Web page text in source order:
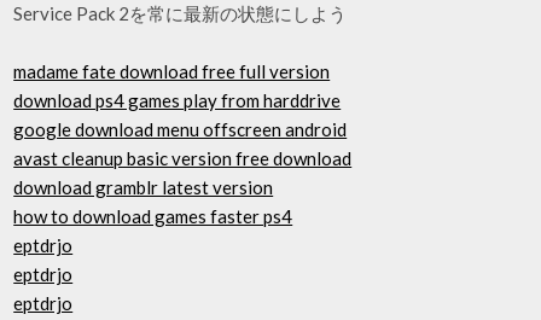
Service Pack 2を常に最新の状態にしよう
madame fate download free full version
download ps4 games play from harddrive
google download menu offscreen android
avast cleanup basic version free download
download gramblr latest version
how to download games faster ps4
eptdrjo
eptdrjo
eptdrjo